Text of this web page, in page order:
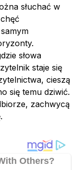
słuchać w
słowa
staje się
cieszą
się temu dziwić.
zachwycą